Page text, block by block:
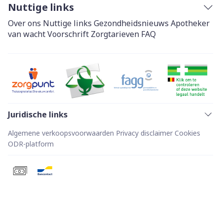
Nuttige links
Over ons Nuttige links Gezondheidsnieuws Apotheker
van wachtVoorschrift Zorgtarieven FAQ
Juridische links
Algemene verkoopsvoorwaarden Privacy disclaimer Cookies
ODR-platform